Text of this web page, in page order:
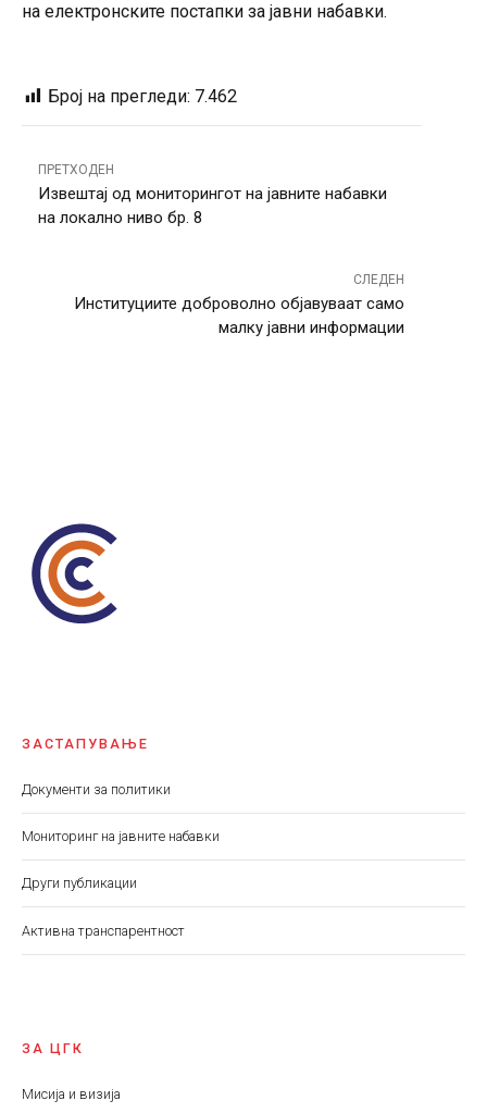
на електронските постапки за јавни набавки.
Број на прегледи: 7.462
ПРЕТХОДЕН
Извештај од мониторингот на јавните набавки
на локално ниво бр. 8
СЛЕДЕН
Институциите доброволно објавуваат само
малку јавни информации
ЗАСТАПУВАЊЕ
Документи за политики
Мониторинг на јавните набавки
Други публикации
Aктивна транспарентност
ЗА ЦГК
Мисија и визија